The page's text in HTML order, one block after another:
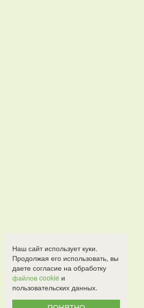
Наш сайт использует куки.
Продолжая его использовать, вы
даете согласие на обработку
файлов cookie и
пользовательских данных.